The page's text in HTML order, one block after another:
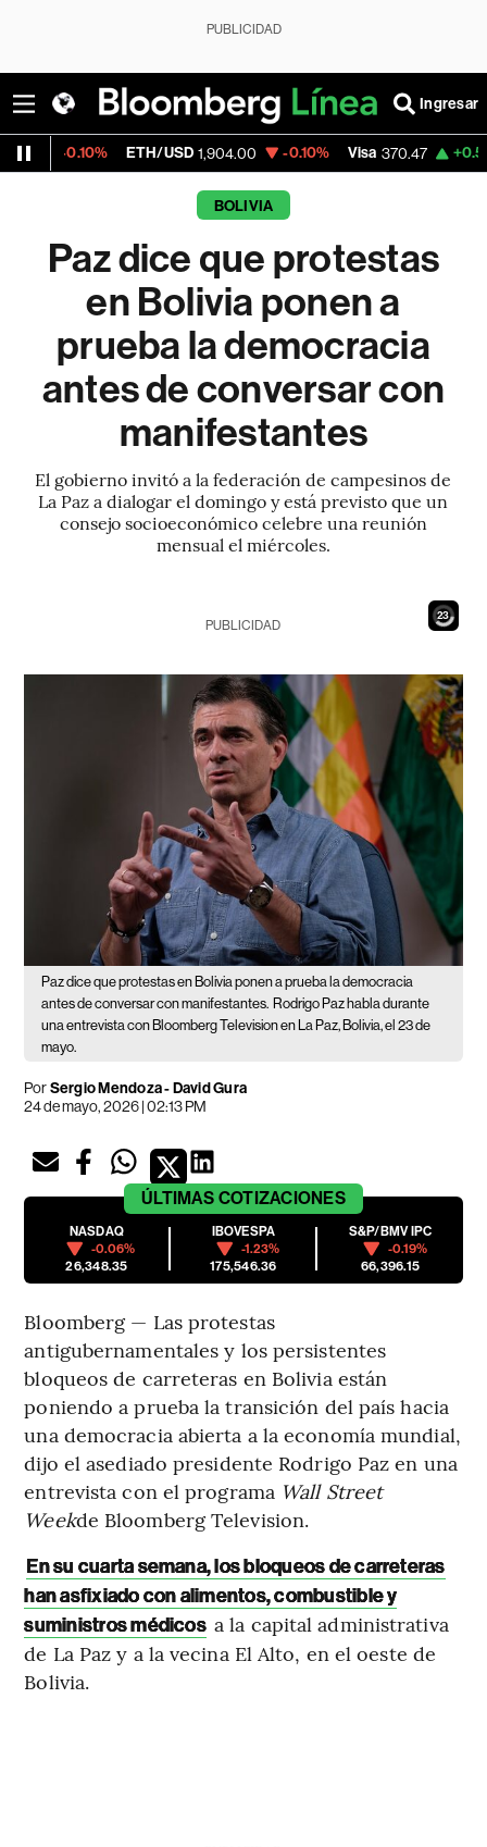
PUBLICIDAD
Ingresar
ETH/USD 1,904.00 -0.10% Visa 370.47 +0.52%
BOLIVIA
Paz dice que protestas
en Bolivia ponen a
prueba la democracia
antes de conversar con
manifestantes
El gobierno invitó a la federación de campesinos de
La Paz a dialogar el domingo y está previsto que un
consejo socioeconómico celebre una reunión
mensual el miércoles.
21
PUBLICIDAD
Paz dice que protestas en Bolivia ponen a prueba la democracia
antes de conversar con manifestantes. Rodrigo Paz habla durante
una entrevista con Bloomberg Television en La Paz, Bolivia, el 23 de
mayo.
PorSergio Mendoza - David Gura
24 de mayo, 2026 | 02:13 PM
ÚLTIMAS COTIZACIONES
NASDAQ
-0.06%
26,348.35
IBOVESPA
-1.23%
175,546.36
S&P/BMV IPC
-0.19%
66,396.15
Bloomberg — Las protestas
antigubernamentales y los persistentes
bloqueos de carreteras en Bolivia están
poniendo a prueba la transición del país hacia
una democracia abierta a la economía mundial,
dijo el asediado presidente Rodrigo Paz en una
entrevista con el programa Wall Street
Weekde Bloomberg Television.
En su cuarta semana, los bloqueos de carreteras
han asfixiado con alimentos, combustible y
suministros médicos a la capital administrativa
de La Paz y a la vecina El Alto, en el oeste de
Bolivia.